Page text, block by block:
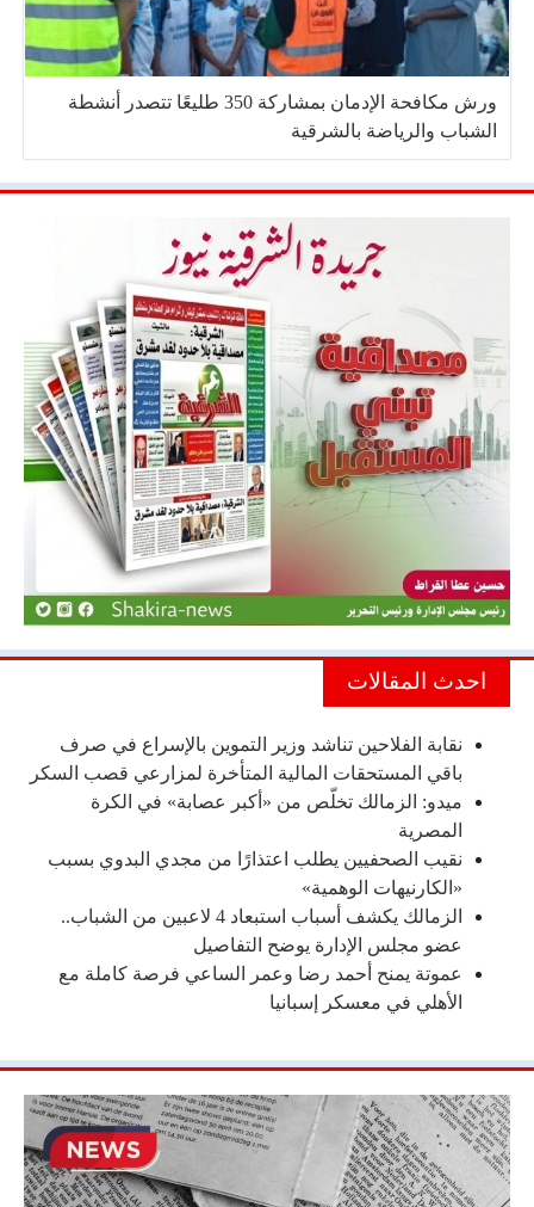
ورش مكافحة الإدمان بمشاركة 350 طليعًا تتصدر أنشطة
الشباب والرياضة بالشرقية
احدث المقالات
نقابة الفلاحين تناشد وزير التموين بالإسراع في صرف
باقي المستحقات المالية المتأخرة لمزارعي قصب السكر
ميدو: الزمالك تخلّص من «أكبر عصابة» في الكرة
المصرية
نقيب الصحفيين يطلب اعتذارًا من مجدي البدوي بسبب
«الكارنيهات الوهمية»
الزمالك يكشف أسباب استبعاد 4 لاعبين من الشباب..
عضو مجلس الإدارة يوضح التفاصيل
عموتة يمنح أحمد رضا وعمر الساعي فرصة كاملة مع
الأهلي في معسكر إسبانيا